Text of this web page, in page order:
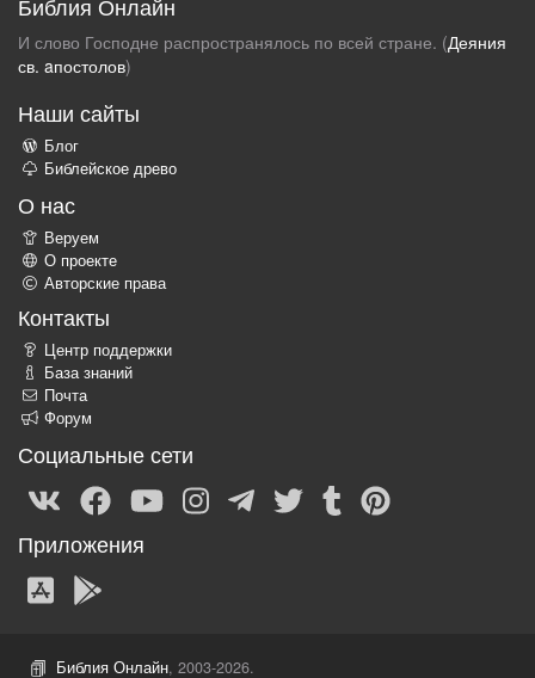
И слово Господне распространялось по всей стране. (Деяния
св. aпостолов)
Наши сайты
Блог
Библейское древо
О нас
Веруем
О проекте
Авторские права
Контакты
Центр поддержки
База знаний
Почта
Форум
Социальные сети
Приложения
Библия Онлайн, 2003-2026.